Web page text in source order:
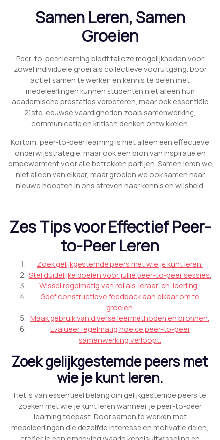
Samen Leren, Samen
Groeien
Peer-to-peer learning biedt talloze mogelijkheden voor
zowel individuele groei als collectieve vooruitgang. Door
actief samen te werken en kennis te delen met
medeleerlingen kunnen studenten niet alleen hun
academische prestaties verbeteren, maar ook essentiële
21ste-eeuwse vaardigheden zoals samenwerking,
communicatie en kritisch denken ontwikkelen.
Kortom, peer-to-peer learning is niet alleen een effectieve
onderwijsstrategie, maar ook een bron van inspiratie en
empowerment voor alle betrokken partijen. Samen leren we
niet alleen van elkaar, maar groeien we ook samen naar
nieuwe hoogten in ons streven naar kennis en wijsheid.
Zes Tips voor Effectief Peer-
to-Peer Leren
Zoek gelijkgestemde peers met wie je kunt leren.
Stel duidelijke doelen voor jullie peer-to-peer sessies.
Wissel regelmatig van rol als ‘leraar’ en ‘leerling’.
Geef constructieve feedback aan elkaar om te
groeien.
Maak gebruik van diverse leermethoden en bronnen.
Evalueer regelmatig hoe de peer-to-peer
samenwerking verloopt.
Zoek gelijkgestemde peers met
wie je kunt leren.
Het is van essentieel belang om gelijkgestemde peers te
zoeken met wie je kunt leren wanneer je peer-to-peer
learning toepast. Door samen te werken met
medeleerlingen die dezelfde interesse en motivatie delen,